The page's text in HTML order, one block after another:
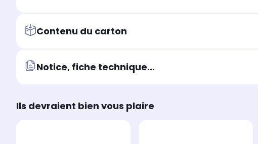
Contenu du carton
Notice, fiche technique...
Ils devraient bien vous plaire